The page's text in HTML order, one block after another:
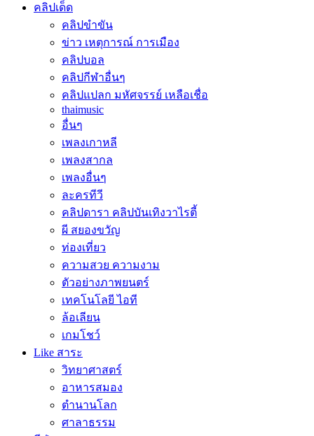
คลิปเด็ด
คลิปขำขัน
ข่าว เหตุการณ์ การเมือง
คลิปบอล
คลิปกีฬาอื่นๆ
คลิปแปลก มหัศจรรย์ เหลือเชื่อ
thaimusic
อื่นๆ
เพลงเกาหลี
เพลงสากล
เพลงอื่นๆ
ละครทีวี
คลิปดารา คลิปบันเทิงวาไรตี้
ผี สยองขวัญ
ท่องเที่ยว
ความสวย ความงาม
ตัวอย่างภาพยนตร์
เทคโนโลยี ไอที
ล้อเลียน
เกมโชว์
Like สาระ
วิทยาศาสตร์
อาหารสมอง
ตำนานโลก
ศาลาธรรม